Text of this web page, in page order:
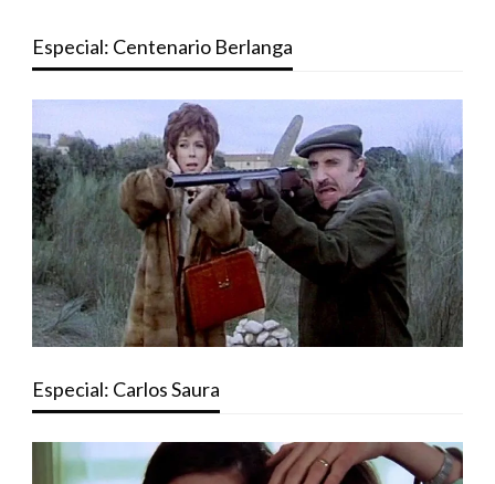
Especial: Centenario Berlanga
Especial: Carlos Saura